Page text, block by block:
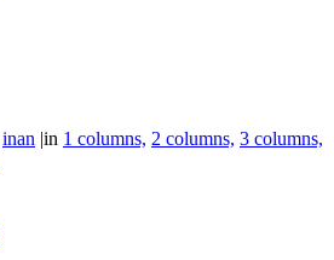
inan |in 1 columns, 2 columns, 3 columns,